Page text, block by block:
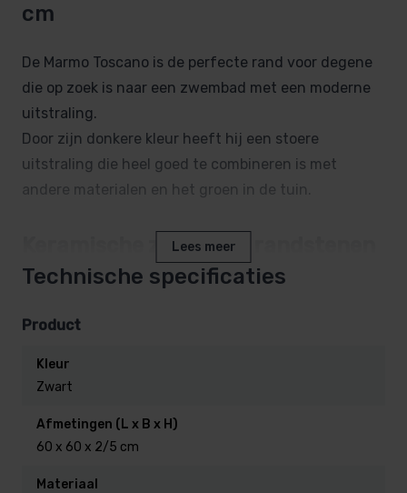
cm
De Marmo Toscano is de perfecte rand voor degene
die op zoek is naar een zwembad met een moderne
uitstraling.
Door zijn donkere kleur heeft hij een stoere
uitstraling die heel goed te combineren is met
andere materialen en het groen in de tuin.
Keramische zwembad randstenen
met 5 cm neus – stijlvolle
met onze
combineren een moderne look met praktisch
gebruiksgemak. De overhangende neus zorgt niet
alleen voor een elegante afwerking, maar ook voor
Lees meer
Technische specificaties
Product
Kleur
Zwart
Afmetingen (L x B x H)
60 x 60 x 2/5 cm
Materiaal